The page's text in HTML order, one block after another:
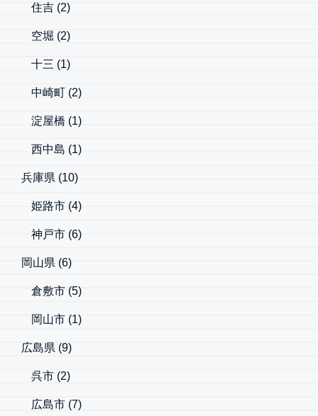
住吉 (2)
空堀 (2)
十三 (1)
中崎町 (2)
淀屋橋 (1)
西中島 (1)
兵庫県 (10)
姫路市 (4)
神戸市 (6)
岡山県 (6)
倉敷市 (5)
岡山市 (1)
広島県 (9)
呉市 (2)
広島市 (7)